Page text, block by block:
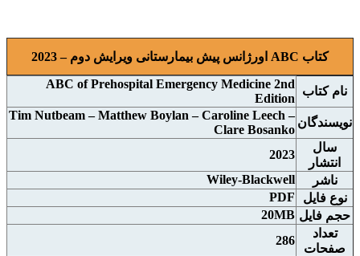
کتاب ABC اورژانس پیش بیمارستانی ويرايش دوم – 2023
نام کتاب
ABC of Prehospital Emergency Medicine 2nd
Edition
نويسندگان
Tim Nutbeam – Matthew Boylan – Caroline Leech –
Clare Bosanko
سال
انتشار
2023
ناشر
Wiley-Blackwell
نوع فايل
PDF
حجم فايل 20MB
تعداد
صفحات
286